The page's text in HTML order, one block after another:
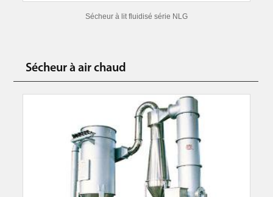
Sécheur à lit fluidisé série NLG
Sécheur à air chaud